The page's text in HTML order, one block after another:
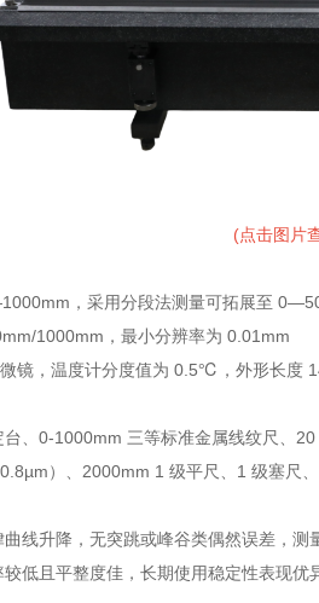
(点击图片
，采用分段法测量可拓展至
1000mm，最小分辨率为 0.01mm
镜，温度计分度值为 0.5℃，外形长度
、0-1000mm 三等标准金属线纹尺、
）、2000mm 1 级平尺、1 级塞尺
线升降，无突跳或峰谷类偶然误差，
低且平整度佳，长期使用稳定性表现